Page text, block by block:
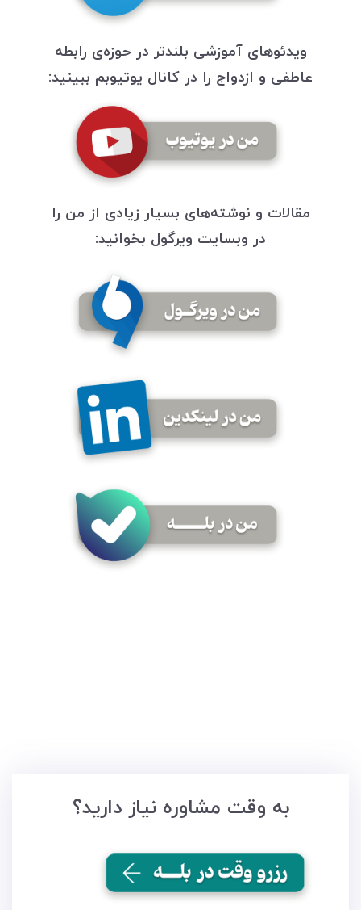
ویدئوهای آموزشی بلندتر در حوزه‌ی رابطه
عاطفی و ازدواج را در کانال یوتیوبم ببینید:
مقالات و نوشته‌های بسیار زیادی از من را
در وبسایت ویرگول بخوانید:
به وقت مشاوره نیاز دارید؟